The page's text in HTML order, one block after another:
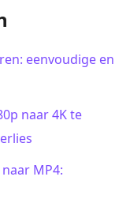
eenvoudige en
naar 4K te
MP4: